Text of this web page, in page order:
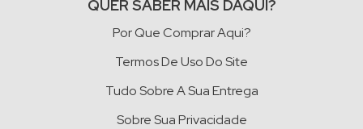
QUER SABER MAIS DAQUI?
Por Que Comprar Aqui?
Termos De Uso Do Site
Tudo Sobre A Sua Entrega
Sobre Sua Privacidade